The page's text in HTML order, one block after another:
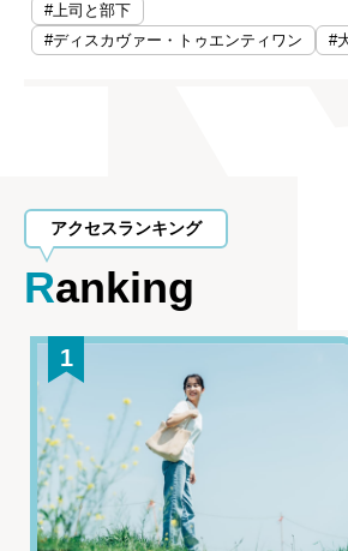
#上司と部下
#ディスカヴァー・トゥエンティワン
#
アクセスランキング
Ranking
1